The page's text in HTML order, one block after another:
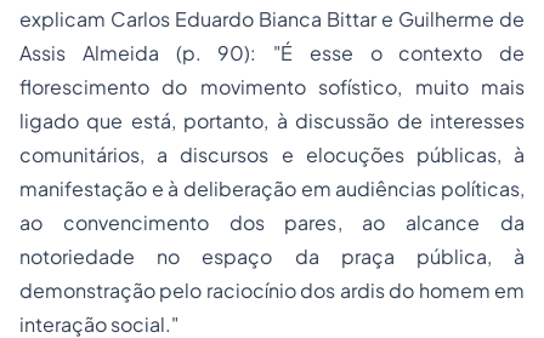
explicam Carlos Eduardo Bianca Bittar e Guilherme de
Assis Almeida (p. 90): "É esse o contexto de
florescimento do movimento sofístico, muito mais
ligado que está, portanto, à discussão de interesses
comunitários, a discursos e elocuções públicas, à
manifestação e à deliberação em audiências políticas,
ao convencimento dos pares, ao alcance da
notoriedade no espaço da praça pública, à
demonstração pelo raciocínio dos ardis do homem em
interação social."